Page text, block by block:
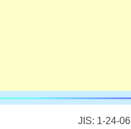
JIS: 1-24-06